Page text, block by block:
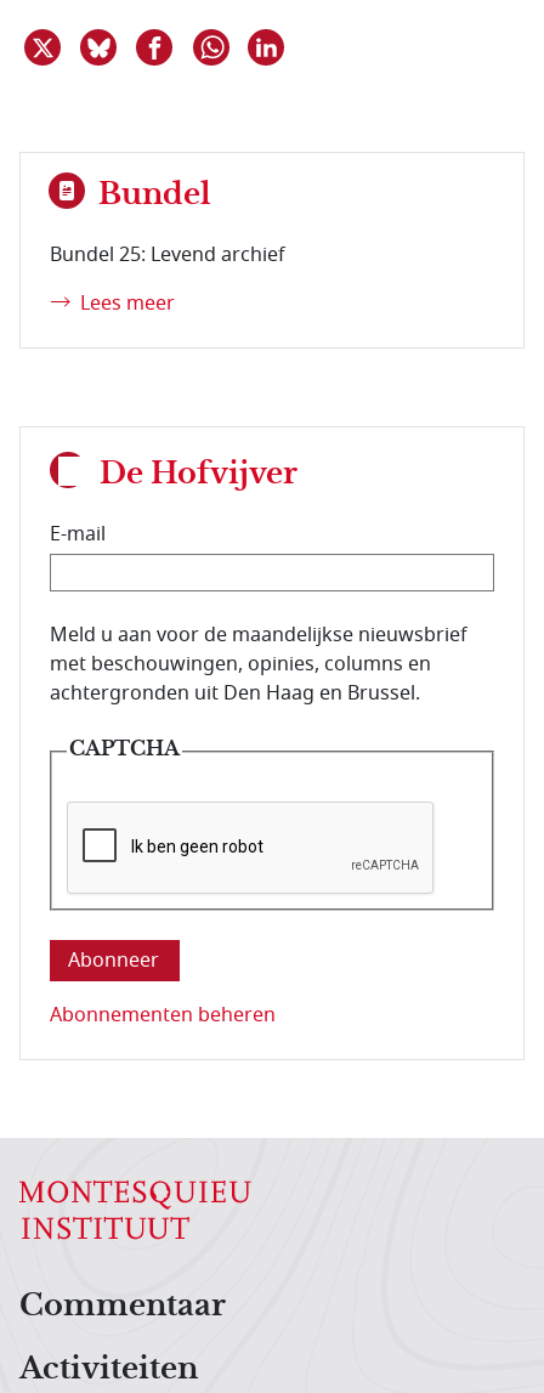
Deel dit item op X
Deel dit item op Bluesky
Deel dit item op Facebook
Delen via WhatsApp
Bundel
Bundel 25: Levend archief
Lees meer
De Hofvijver
E-mail
E-mailadres van de abonnee.
Meld u aan voor de maandelijkse nieuwsbrief
met beschouwingen, opinies, columns en
achtergronden uit Den Haag en Brussel.
CAPTCHA
Deze vraag is om te controleren dat u een mens
Abonnementen beheren
Hoofdnavigatiemenu
Commentaar
Activiteiten